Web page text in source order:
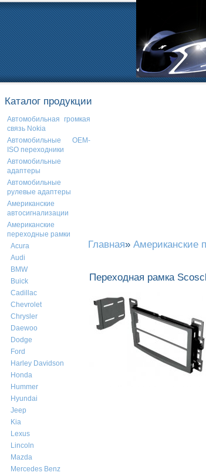
Каталог продукции
Автомобильная громкая
связь Nokia
Автомобильные OEM-
ISO переходники
Автомобильные
адаптеры
Автомобильные
рулевые адаптеры
Американские
автосигнализации
Американские
переходные рамки
Acura
Audi
BMW
Buick
Cadillac
Chevrolet
Chrysler
Daewoo
Dodge
Ford
Harley Davidson
Honda
Hummer
Hyundai
Jeep
Kia
Lexus
Lincoln
Mazda
Mercedes Benz
Главная» Американские
Переходная рамка